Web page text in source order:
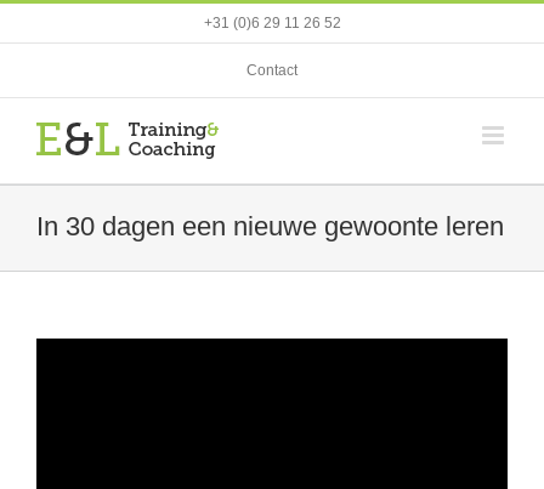
+31 (0)6 29 11 26 52
Contact
In 30 dagen een nieuwe gewoonte leren